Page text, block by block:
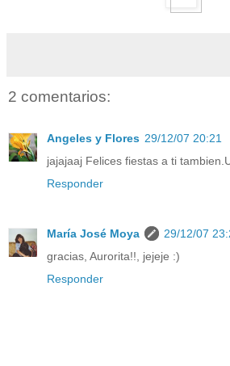
2 comentarios:
Angeles y Flores 29/12/07 20:21
jajajaaj Felices fiestas a ti
Responder
María José Moya
29/12/07
gracias, Aurorita!!, jejeje :)
Responder